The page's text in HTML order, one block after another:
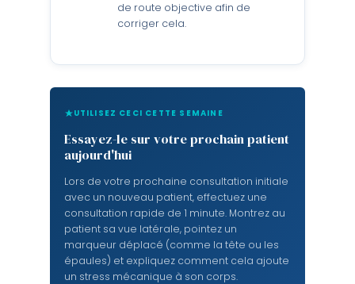
de route objective afin de
corriger cela.
UTILISEZ CECI CETTE SEMAINE
Essayez-le sur votre prochain patient
aujourd'hui
Lors de votre prochaine consultation initiale
avec un nouveau patient, effectuez une
consultation rapide de 1 minute. Montrez au
patient sa vue latérale, pointez un
marqueur déplacé (comme la tête ou les
épaules) et expliquez comment cela ajoute
un stress mécanique à son corps.